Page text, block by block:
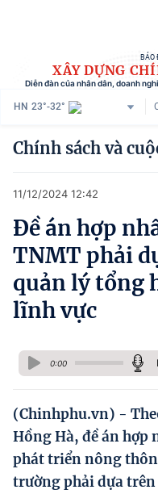
BÁO
XÂY DỰNG
Diễn đàn của nhân dân, doanh
HN 23°-32°
Danh mục
Tham vấn chính sách
Người dân góp ý
Doanh nghiệp hiến kế
Hướng dẫn thực hiện
Phát triển kinh tế tư
Ocop và chuỗi giá trị
Chính sách và
11/12/2024 12:42
Đề án hợp
TNMT phải
quản lý tổng
lĩnh vực
0:00
(Chinhphu.vn) -
Hồng Hà, đề án hợp
phát triển nông
trường phải dựa